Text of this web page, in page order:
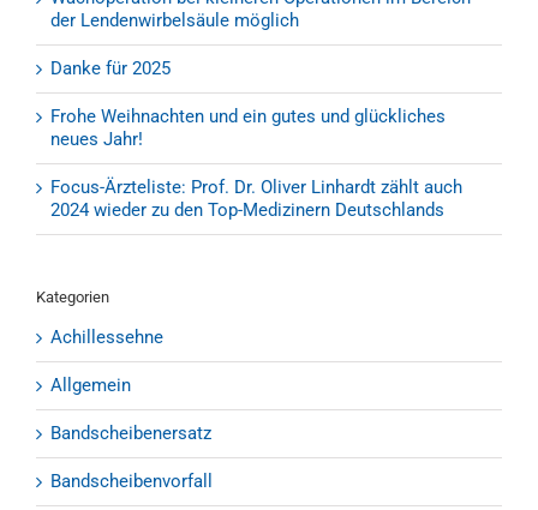
der Lendenwirbelsäule möglich
Danke für 2025
Frohe Weihnachten und ein gutes und glückliches
neues Jahr!
Focus-Ärzteliste: Prof. Dr. Oliver Linhardt zählt auch
2024 wieder zu den Top-Medizinern Deutschlands
Kategorien
Achillessehne
Allgemein
Bandscheibenersatz
Bandscheibenvorfall